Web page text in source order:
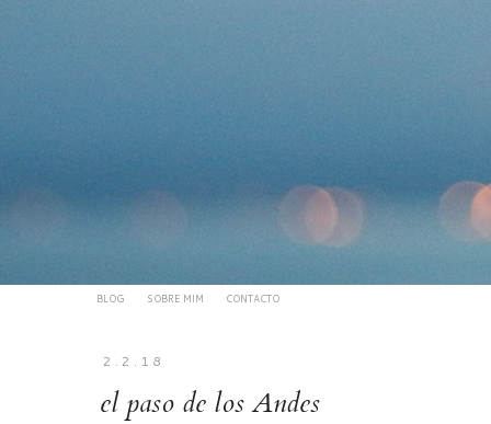
BLOG SOBRE MIM CONTACTO
2.2.18
el paso de los Andes